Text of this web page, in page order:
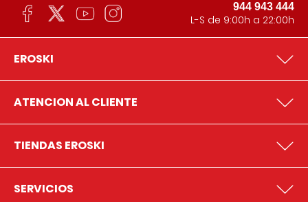
944 943 444
L-S de 9:00h a 22:00h
EROSKI
ATENCION AL CLIENTE
TIENDAS EROSKI
SERVICIOS